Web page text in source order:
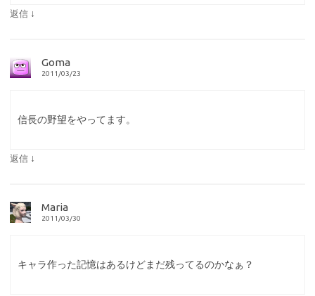
返信 ↓
Goma
2011/03/23
信長の野望をやってます。
返信 ↓
Maria
2011/03/30
キャラ作った記憶はあるけどまだ残ってるのかなぁ？